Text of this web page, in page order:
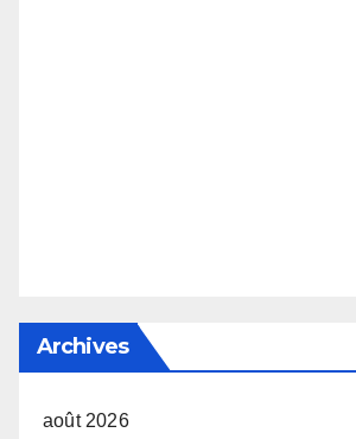
Archives
août 2026